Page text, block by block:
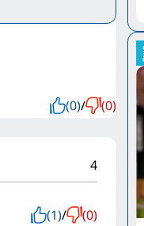
(0)/ (0)
4
(1)/ (0)